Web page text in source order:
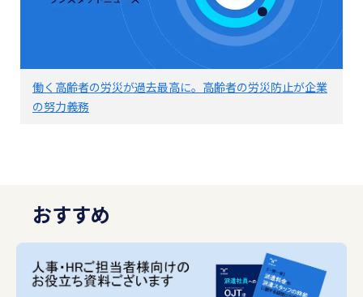
働く高齢者の労災が過去最高に。高齢者の労災防止が企業
の努力義務
おすすめ